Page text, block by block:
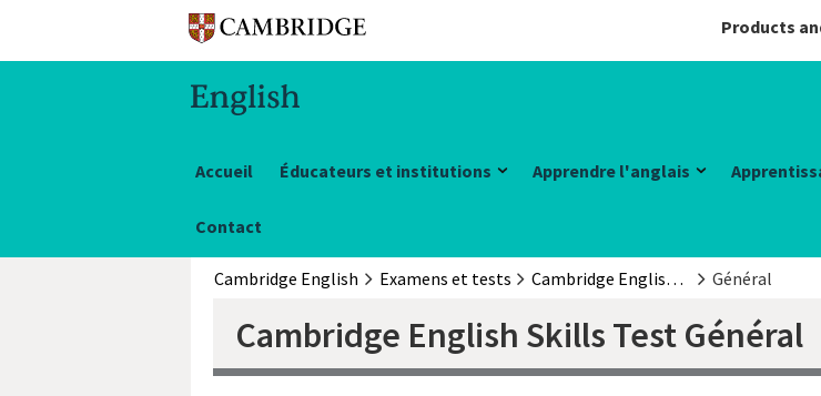
Products
Accueil Éducateurs et institutions Apprendre l'anglais
Contact
Cambridge English Examens et tests Cambridge English Skills Test Général
Cambridge English Skills Test Général